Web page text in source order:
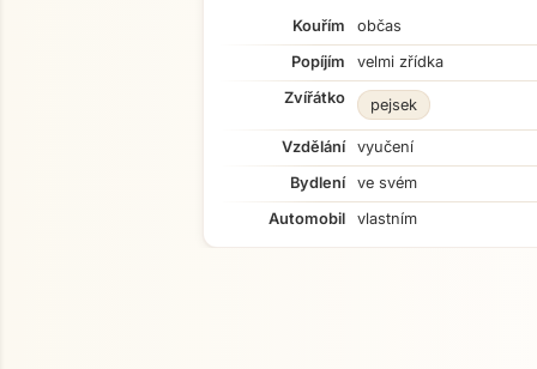
Kouřím
občas
Popíjím
velmi zřídka
Zvířátko
pejsek
Vzdělání
vyučení
Bydlení
ve svém
Automobil
vlastním